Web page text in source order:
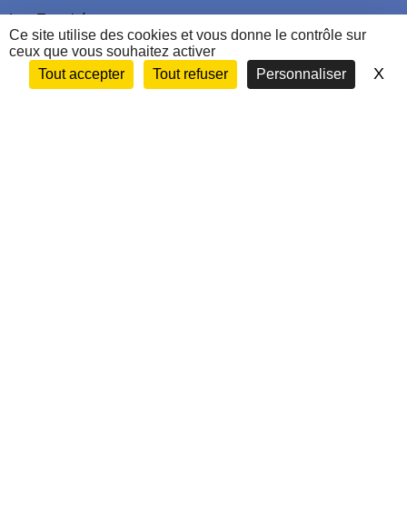
Ce site utilise des cookies et vous donne le contrôle sur
ceux que vous souhaitez activer
Tout accepter
Tout refuser Personnaliser X
Les Ergothérapeutes
Nous contacter